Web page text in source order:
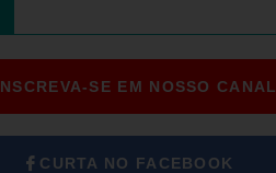
SE EM NOSSO CANAL
CURTA NO FACEBOOK